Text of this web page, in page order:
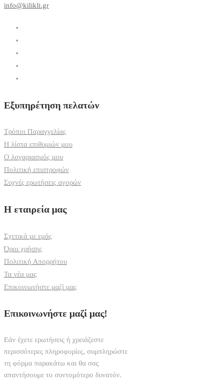
info@kilikli.gr
Εξυπηρέτηση πελατών
Τρόποι Παραγγελίας
Η λίστα επιθυμιών μου
Ο λογαριασμός μου
Πολιτική επιστροφών
Συχνές ερωτήσεις αγορών
Η εταιρεία μας
Σχετικά με εμάς
Όροι χρήσης
Πολιτική Απορρήτου
Τα νέα μας
Επικοινωνήστε μαζί μας
Επικοινωνήστε μαζί μας!
Εάν έχετε ερωτήσεις ή χρειάζεστε
περισσότερες πληροφορίες, συμπληρώστε
τη φόρμα παρακάτω και θα σας
απαντήσουμε το συντομότερο δυνατόν.